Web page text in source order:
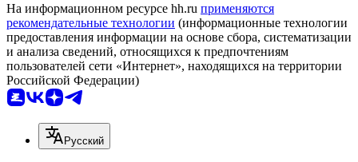
На информационном ресурсе hh.ru применяются
рекомендательные технологии (информационные технологии
предоставления информации на основе сбора, систематизации
и анализа сведений, относящихся к предпочтениям
пользователей сети «Интернет», находящихся на территории
Российской Федерации)
Русский